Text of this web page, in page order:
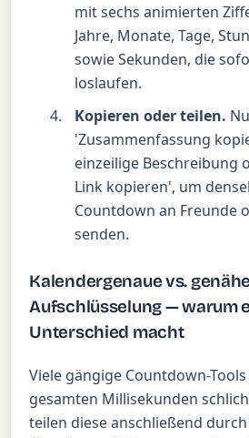
mit sechs animierten
Jahre, Monate, Tage,
sowie Sekunden, die
loslaufen.
Kopieren oder teilen.
'Zusammenfassung
einzeilige Beschreibung
Link kopieren', um
Countdown an Freunde
senden.
Kalendergenaue vs.
Aufschlüsselung — warum
Unterschied macht
Viele gängige Countdown-
gesamten Millisekunden
teilen diese anschließend